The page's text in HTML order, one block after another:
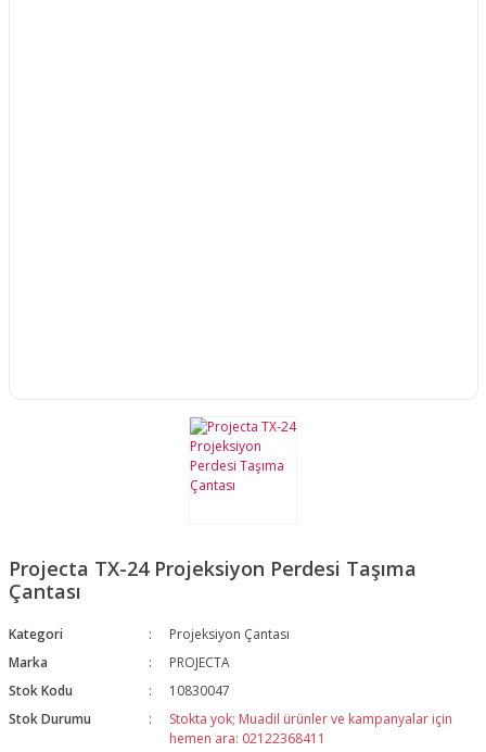
Projecta TX-24 Projeksiyon Perdesi Taşıma
Çantası
Kategori
Projeksiyon Çantası
Marka
PROJECTA
Stok Kodu
10830047
Stok Durumu
Stokta yok; Muadil ürünler ve kampanyalar için
hemen ara: 02122368411